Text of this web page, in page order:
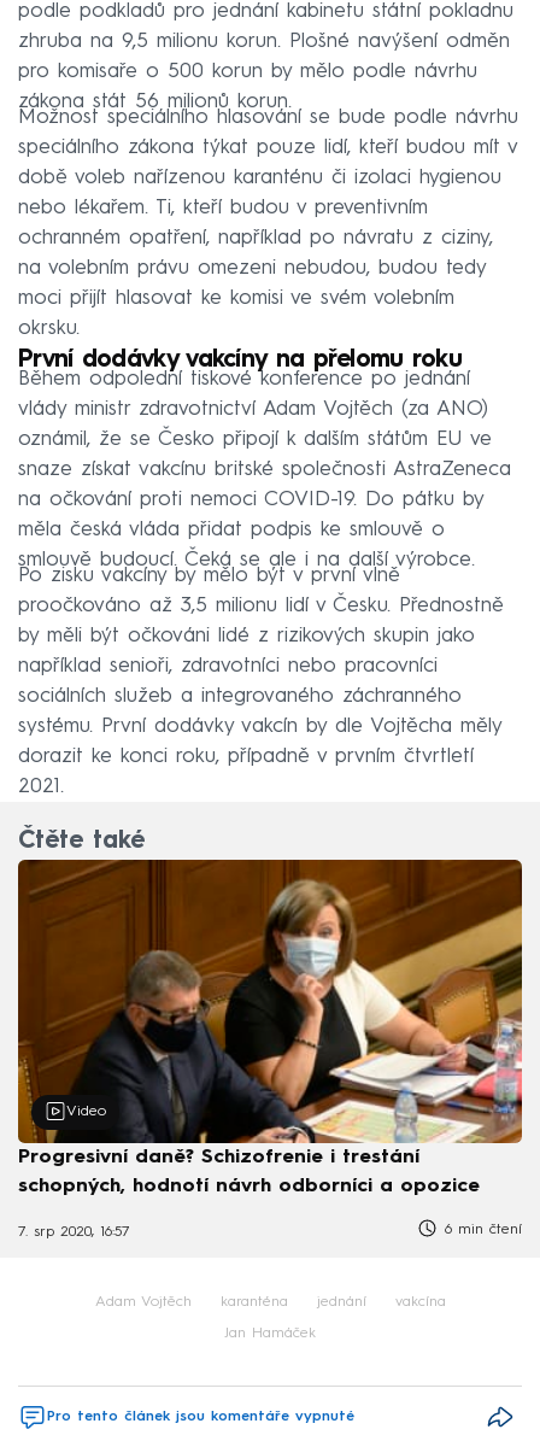
podle podkladů pro jednání kabinetu státní pokladnu
zhruba na 9,5 milionu korun. Plošné navýšení odměn
pro komisaře o 500 korun by mělo podle návrhu
zákona stát 56 milionů korun.
Možnost speciálního hlasování se bude podle návrhu
speciálního zákona týkat pouze lidí, kteří budou mít v
době voleb nařízenou karanténu či izolaci hygienou
nebo lékařem. Ti, kteří budou v preventivním
ochranném opatření, například po návratu z ciziny,
na volebním právu omezeni nebudou, budou tedy
moci přijít hlasovat ke komisi ve svém volebním
okrsku.
První dodávky vakcíny na přelomu roku
Během odpolední tiskové konference po jednání
vlády ministr zdravotnictví Adam Vojtěch (za ANO)
oznámil, že se Česko připojí k dalším státům EU ve
snaze získat vakcínu britské společnosti AstraZeneca
na očkování proti nemoci COVID-19. Do pátku by
měla česká vláda přidat podpis ke smlouvě o
smlouvě budoucí. Čeká se ale i na další výrobce.
Po zisku vakcíny by mělo být v první vlně
proočkováno až 3,5 milionu lidí v Česku. Přednostně
by měli být očkováni lidé z rizikových skupin jako
například senioři, zdravotníci nebo pracovníci
sociálních služeb a integrovaného záchranného
systému. První dodávky vakcín by dle Vojtěcha měly
dorazit ke konci roku, případně v prvním čtvrtletí
2021.
Čtěte také
Video
Progresivní daně? Schizofrenie i trestání
schopných, hodnotí návrh odborníci a opozice
7. srp 2020, 16:57 6 min čtení
Adam Vojtěch karanténa jednání vakcína
Jan Hamáček
Pro tento článek jsou komentáře vypnuté